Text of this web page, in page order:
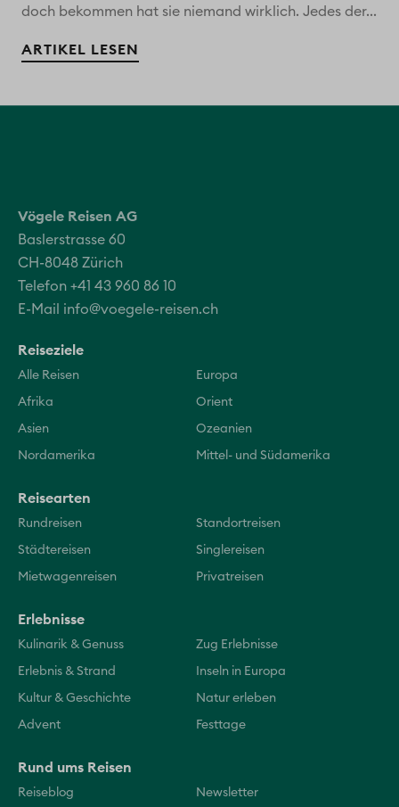
doch bekommen hat sie niemand wirklich. Jedes der...
ARTIKEL LESEN
Vögele Reisen AG
Baslerstrasse 60
CH-8048 Zürich
Telefon +41 43 960 86 10
E-Mail info@voegele-reisen.ch
Reiseziele
Alle Reisen Europa
Afrika Orient
Asien Ozeanien
Nordamerika Mittel- und Südamerika
Reisearten
Rundreisen Standortreisen
Städtereisen Singlereisen
Mietwagenreisen Privatreisen
Erlebnisse
Kulinarik & Genuss Zug Erlebnisse
Erlebnis & Strand Inseln in Europa
Kultur & Geschichte Natur erleben
Advent Festtage
Rund ums Reisen
Reiseblog Newsletter